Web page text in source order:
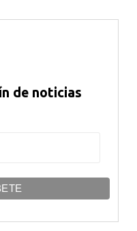
de noticias